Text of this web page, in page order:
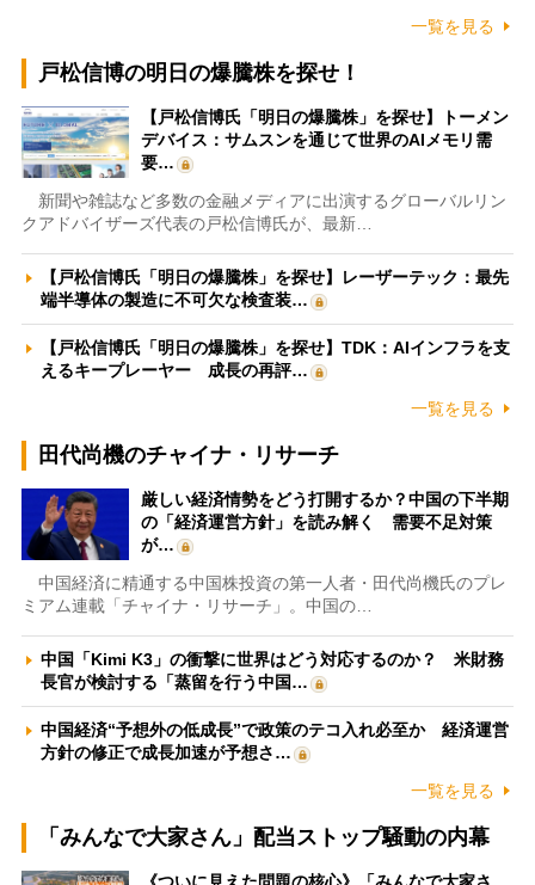
一覧を見る
戸松信博の明日の爆騰株を探せ！
【戸松信博氏「明日の爆騰株」を探せ】トーメン
デバイス：サムスンを通じて世界のAIメモリ需
要…
新聞や雑誌など多数の金融メディアに出演するグローバルリン
クアドバイザーズ代表の戸松信博氏が、最新…
【戸松信博氏「明日の爆騰株」を探せ】レーザーテック：最先
端半導体の製造に不可欠な検査装…
【戸松信博氏「明日の爆騰株」を探せ】TDK：AIインフラを支
えるキープレーヤー 成長の再評…
一覧を見る
田代尚機のチャイナ・リサーチ
厳しい経済情勢をどう打開するか？中国の下半期
の「経済運営方針」を読み解く 需要不足対策
が…
中国経済に精通する中国株投資の第一人者・田代尚機氏のプレ
ミアム連載「チャイナ・リサーチ」。中国の…
中国「Kimi K3」の衝撃に世界はどう対応するのか？ 米財務
長官が検討する「蒸留を行う中国…
中国経済“予想外の低成長”で政策のテコ入れ必至か 経済運営
方針の修正で成長加速が予想さ…
一覧を見る
「みんなで大家さん」配当ストップ騒動の内幕